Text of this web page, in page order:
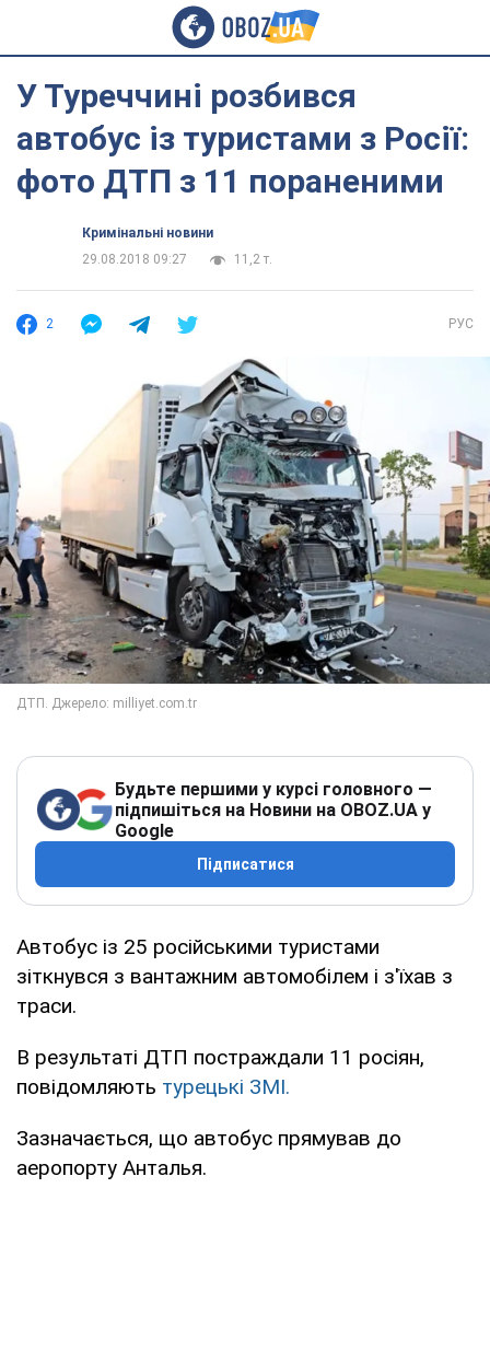
У Туреччині розбився
автобус із туристами з Росії:
фото ДТП з 11 пораненими
Кримінальні новини
29.08.2018 09:27
11,2 т.
2 РУС
Будьте першими у курсі головного —
підпишіться на Новини на OBOZ.UA у
Google
Підписатися
Автобус із 25 російськими туристами
зіткнувся з вантажним автомобілем і з'їхав з
траси.
В результаті ДТП постраждали 11 росіян,
повідомляють турецькі ЗМІ.
Зазначається, що автобус прямував до
аеропорту Анталья.